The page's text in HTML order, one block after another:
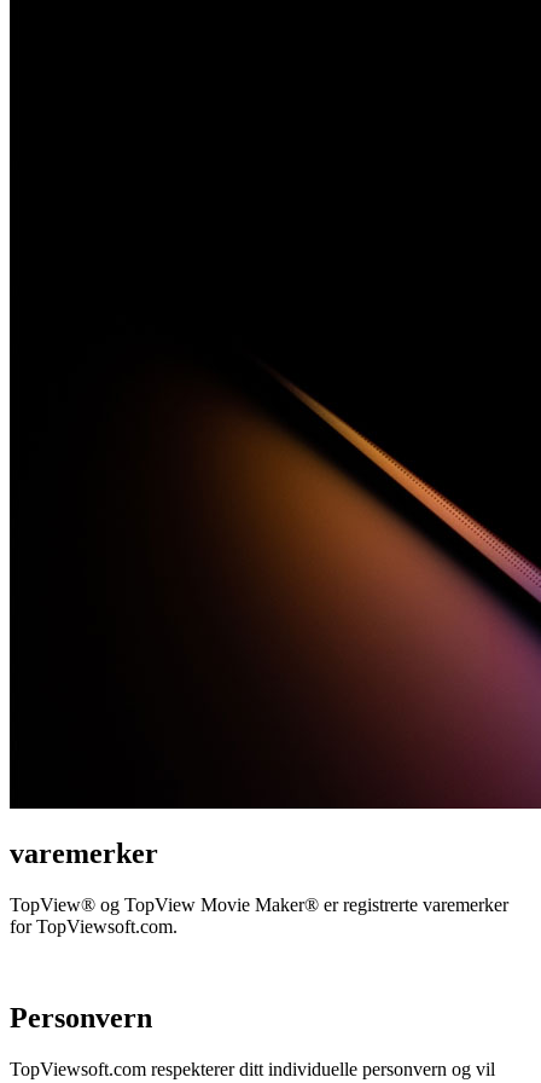
varemerker
TopView® og TopView Movie Maker® er registrerte varemerker
for TopViewsoft.com.
Personvern
TopViewsoft.com respekterer ditt individuelle personvern og vil